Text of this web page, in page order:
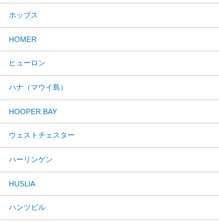
ホッブス
HOMER
ヒューロン
ハナ（マウイ島）
HOOPER BAY
ウェストチェスター
ハーリンゲン
HUSLIA
ハンツビル